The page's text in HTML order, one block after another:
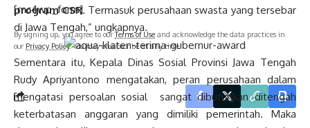
[mc4wp_form]
By signing up, you agree to ourTerms of Use and acknowledge the data practices in
our Privacy Policy. You may unsubscribe at any time.
program CSR. Termasuk perusahaan swasta yang tersebar
di Jawa Tengah,” ungkapnya.
Sementara itu, Kepala Dinas Sosial Provinsi Jawa Tengah
Rudy Apriyantono mengatakan, peran perusahaan dalam
mengatasi persoalan sosial sangat dibutuhkan ditengah
keterbatasan anggaran yang dimiliki pemerintah. Maka